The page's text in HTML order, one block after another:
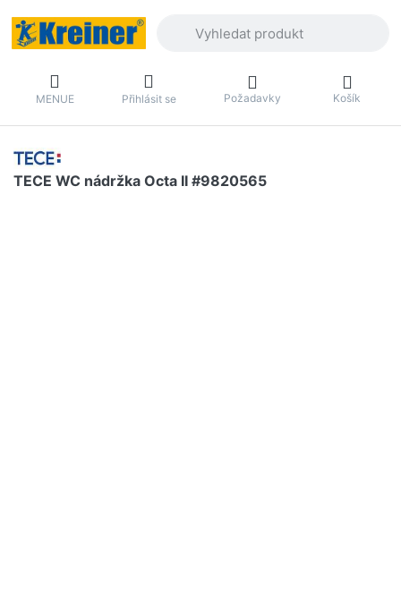
MENUE Přihlásit se Požadavky Košík
TECE WC nádržka Octa II #9820565